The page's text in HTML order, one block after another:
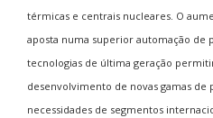
térmicas e centrais nucleares. O
aposta numa superior automação de
tecnologias de última geração
desenvolvimento de novas gamas de
necessidades de segmentos